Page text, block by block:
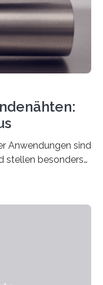
Anwendungen sind
stellen besonders
dar.